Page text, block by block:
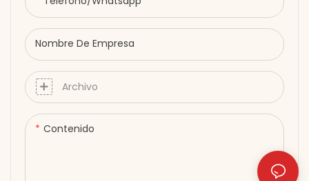
Nombre De Empresa
Archivo
Contenido
libres para tumbarse y
disfrutar de la máxima
comodidad. Recupérate
mientras descansas.
Renueva tu energía desde
dentro.